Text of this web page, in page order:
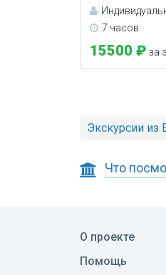
7 часов
15500 ₽ за
Экскурсии из
Что
О проекте
Помощь